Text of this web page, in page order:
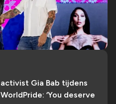
Gia Bab tijdens
‘You deserve